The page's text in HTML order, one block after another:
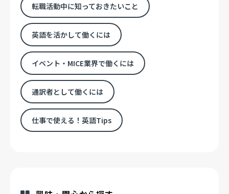
転職活動中に知っておきたいこと
英語を活かして働くには
イベント・MICE業界で働くには
通訳者として働くには
仕事で使える！英語Tips